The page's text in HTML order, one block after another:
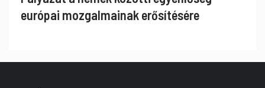
európai mozgalmainak erősítésére